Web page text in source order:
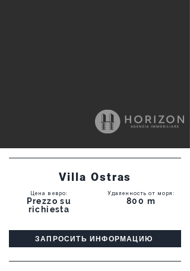
Villa Ostras
Цена в евро:
Prezzo su
richiesta
Удаленность от моря :
800 m
ЗАПРОСИТЬ ИНФОРМАЦИЮ